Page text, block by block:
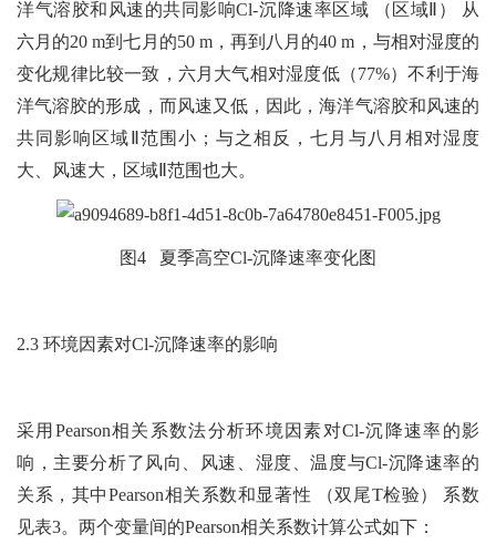
洋气溶胶和风速的共同影响Cl-沉降速率区域 （区域Ⅱ） 从
六月的20 m到七月的50 m，再到八月的40 m，与相对湿度的
变化规律比较一致，六月大气相对湿度低（77%）不利于海
洋气溶胶的形成，而风速又低，因此，海洋气溶胶和风速的
共同影响区域Ⅱ范围小；与之相反，七月与八月相对湿度
大、风速大，区域Ⅱ范围也大。
图4 夏季高空Cl-沉降速率变化图
2.3 环境因素对Cl-沉降速率的影响
采用Pearson相关系数法分析环境因素对Cl-沉降速率的影
响，主要分析了风向、风速、湿度、温度与Cl-沉降速率的
关系，其中Pearson相关系数和显著性 （双尾T检验） 系数
见表3。两个变量间的Pearson相关系数计算公式如下：